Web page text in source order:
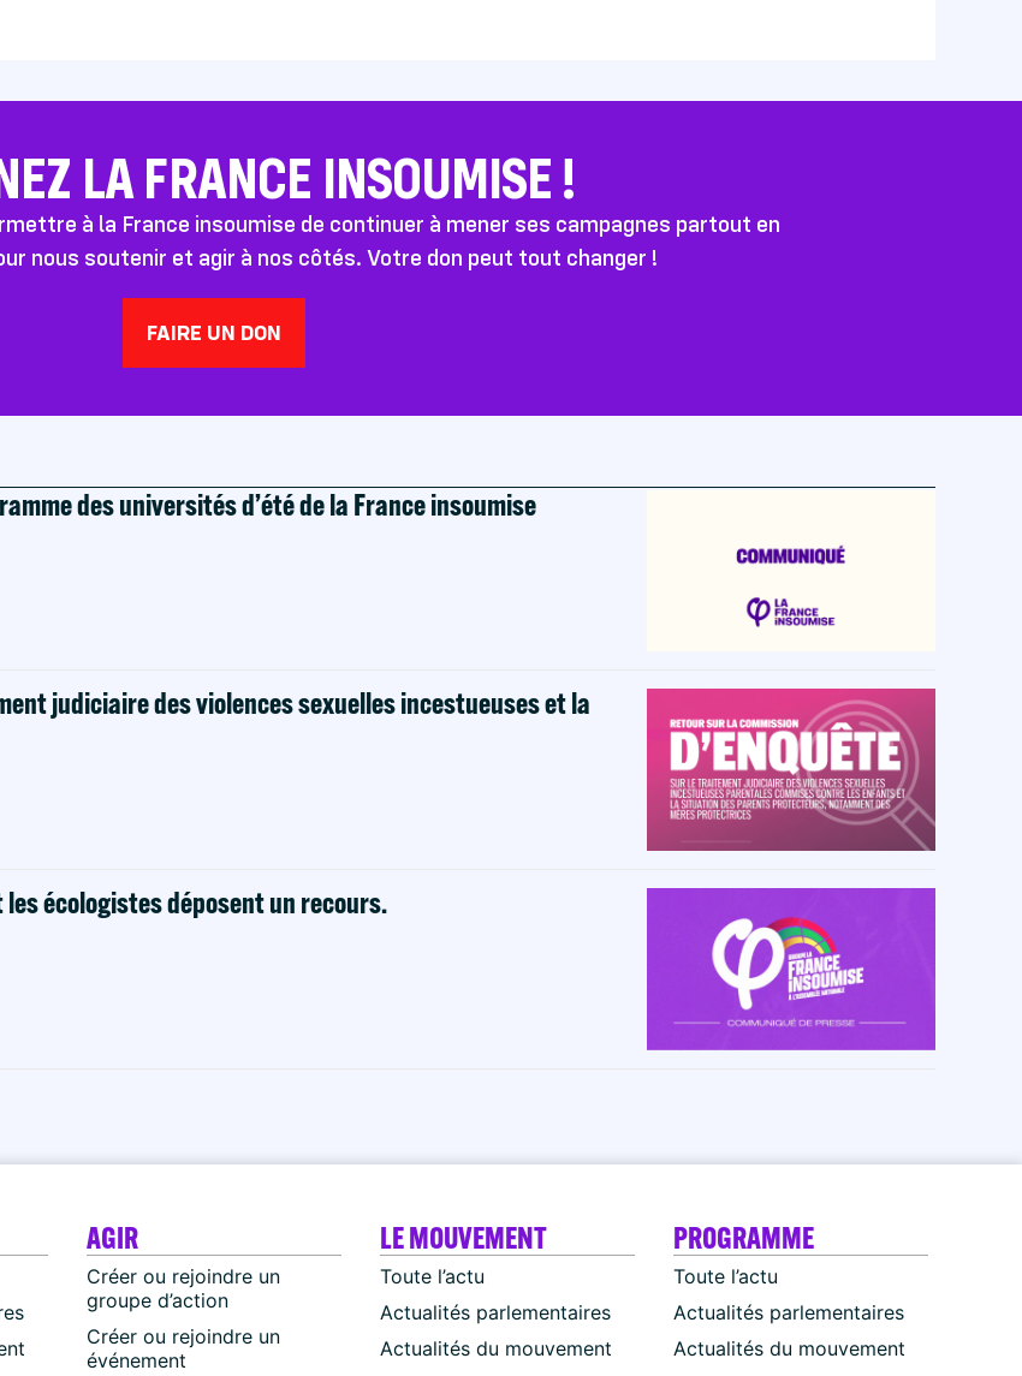
LA FRANCE INSOUMISE !
à la France insoumise de continuer à mener ses campagnes partout en
nous soutenir et agir à nos côtés. Votre don peut tout changer !
FAIRE UN DON
des universités d’été de la France insoumise
judiciaire des violences sexuelles incestueuses et la
les écologistes déposent un recours.
AGIR
Créer ou rejoindre un
groupe d’action
Créer ou rejoindre un
événement
LE MOUVEMENT
Toute l’actu
Actualités parlementaires
Actualités du mouvement
PROGRAMME
Toute l’actu
Actualités parlementaires
Actualités du mouvement